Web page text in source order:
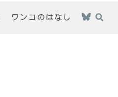
ワンコのはなし